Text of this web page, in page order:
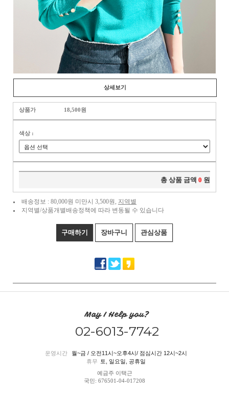
상세보기
상품가 18,500원
색상 :
총 상품 금액 0 원
배송정보 : 80,000원 미만시 3,500원, 지역별
지역별/상품개별배송정책에 따라 변동될 수 있습니다
구매하기 장바구니 관심상품
May I Help you?
02-6013-7742
운영시간
월~금 / 오전11시~오후4시/ 점심시간 12시~2시
휴무
토, 일요일, 공휴일
예금주 이택근
국민: 676501-04-017208